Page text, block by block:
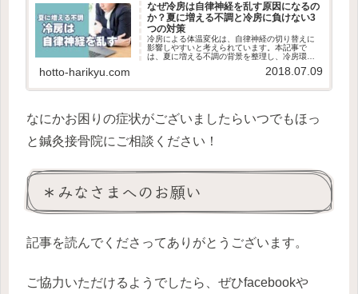
なぜ冷房は自律神経を乱す原因になるの
か？夏に増える不調と冷房に負けない3
つの対策
冷房による体温変化は、自律神経の切り替えに
影響しやすいと考えられています。本記事で
は、夏に増える不調の背景を整理し、冷房環境
hotto-harikyu.com 2018.07.09
なにかお困りの症状がございましたらいつでもほっ
と鍼灸接骨院にご相談ください！
＊みなさまへのお願い
記事を読んでくださってありがとうございます。
ご協力いただけるようでしたら、ぜひfacebookや